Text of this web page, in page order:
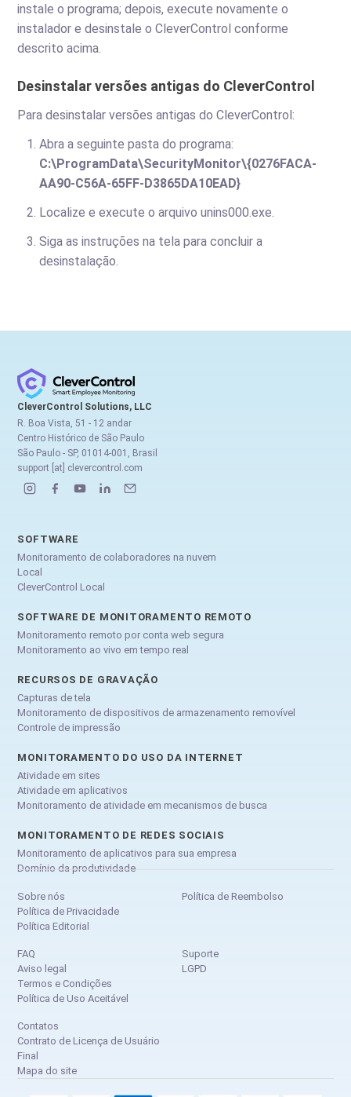
instale o programa; depois, execute novamente o
instalador e desinstale o CleverControl conforme
descrito acima.
Desinstalar versões antigas do CleverControl
Para desinstalar versões antigas do CleverControl:
Abra a seguinte pasta do programa:
C:\ProgramData\SecurityMonitor\{0276FACA-
AA90-C56A-65FF-D3865DA10EAD}
Localize e execute o arquivo unins000.exe.
Siga as instruções na tela para concluir a
desinstalação.
CleverControl Solutions, LLC
R. Boa Vista, 51 - 12 andar
Centro Histórico de São Paulo
São Paulo - SP, 01014-001, Brasil
support [at] clevercontrol.com
SOFTWARE
Monitoramento de colaboradores na nuvem
Local
CleverControl Local
SOFTWARE DE MONITORAMENTO REMOTO
Monitoramento remoto por conta web segura
Monitoramento ao vivo em tempo real
RECURSOS DE GRAVAÇÃO
Capturas de tela
Monitoramento de dispositivos de armazenamento removível
Controle de impressão
MONITORAMENTO DO USO DA INTERNET
Atividade em sites
Atividade em aplicativos
Monitoramento de atividade em mecanismos de busca
MONITORAMENTO DE REDES SOCIAIS
Monitoramento de aplicativos para sua empresa
Domínio da produtividade
Sobre nós
Política de Privacidade
Política Editorial
Política de Reembolso
FAQ
Aviso legal
Termos e Condições
Política de Uso Aceitável
Suporte
LGPD
Contatos
Contrato de Licença de Usuário
Final
Mapa do site